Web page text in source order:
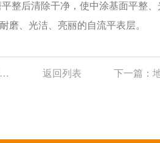
后清除干净，使中涂基面平整、
磨、光洁、亮丽的自流平表层。
返回列表 下一篇：